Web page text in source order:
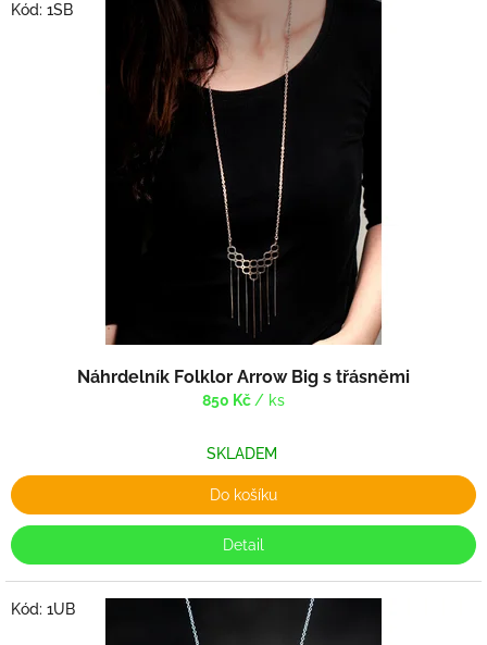
Náhrdelník Folklor Arrow Big s třásněmi
850 Kč / ks
SKLADEM
Do košíku
Detail
Kód: 1SB
Kód: 1UB